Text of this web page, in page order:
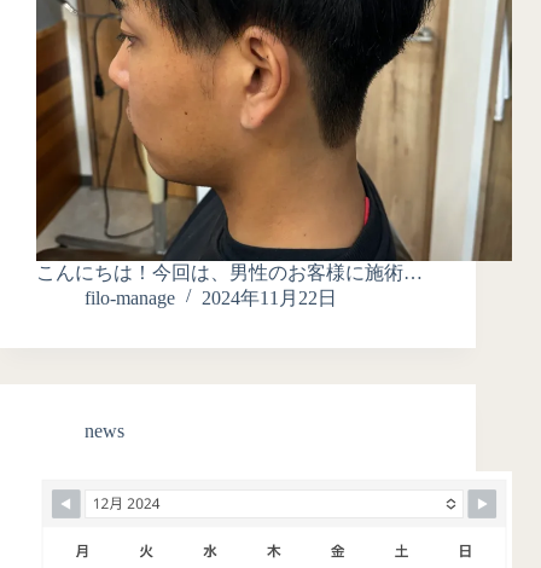
こんにちは！今回は、男性のお客様に施術…
filo-manage
2024年11月22日
news